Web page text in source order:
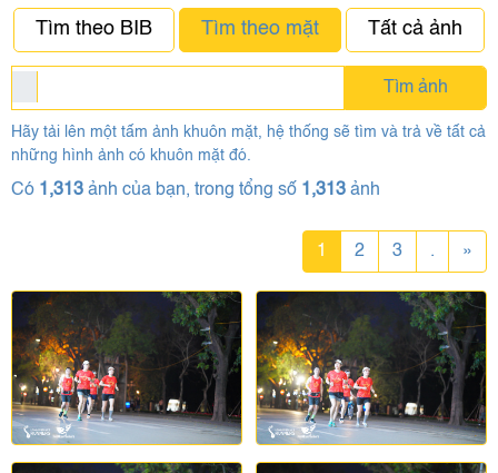
Tìm theo BIB Tìm theo mặt Tất cả ảnh
Tìm ảnh
Hãy tải lên một tấm ảnh khuôn mặt, hệ thống sẽ tìm và trả về tất cả
những hình ảnh có khuôn mặt đó.
Có 1,313 ảnh của bạn, trong tổng số 1,313 ảnh
1 2 3 . »